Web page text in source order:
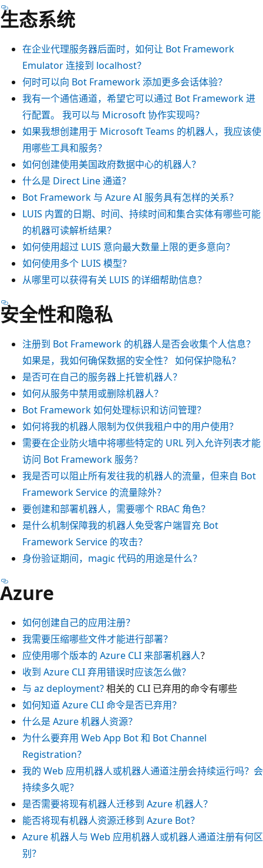
生态系统
在企业代理服务器后面时，如何让 Bot Framework
Emulator 连接到 localhost？
何时可以向 Bot Framework 添加更多会话体验？
我有一个通信通道，希望它可以通过 Bot Framework 进
行配置。 我可以与 Microsoft 协作实现吗？
如果我想创建用于 Microsoft Teams 的机器人，我应该使
用哪些工具和服务？
如何创建使用美国政府数据中心的机器人？
什么是 Direct Line 通道？
Bot Framework 与 Azure AI 服务具有怎样的关系？
LUIS 内置的日期、时间、持续时间和集合实体有哪些可能
的机器可读解析结果？
如何使用超过 LUIS 意向最大数量上限的更多意向？
如何使用多个 LUIS 模型？
从哪里可以获得有关 LUIS 的详细帮助信息？
安全性和隐私
注册到 Bot Framework 的机器人是否会收集个人信息？
如果是，我如何确保数据的安全性？ 如何保护隐私？
是否可在自己的服务器上托管机器人？
如何从服务中禁用或删除机器人？
Bot Framework 如何处理标识和访问管理？
如何将我的机器人限制为仅供我租户中的用户使用？
需要在企业防火墙中将哪些特定的 URL 列入允许列表才能
访问 Bot Framework 服务？
我是否可以阻止所有发往我的机器人的流量，但来自 Bot
Framework Service 的流量除外？
要创建和部署机器人，需要哪个 RBAC 角色？
是什么机制保障我的机器人免受客户端冒充 Bot
Framework Service 的攻击？
身份验证期间，magic 代码的用途是什么？
Azure
如何创建自己的应用注册？
我需要压缩哪些文件才能进行部署？
应使用哪个版本的 Azure CLI 来部署机器人？
收到 Azure CLI 弃用错误时应该怎么做？
与 az deployment?相关的 CLI 已弃用的命令有哪些
如何知道 Azure CLI 命令是否已弃用？
什么是 Azure 机器人资源？
为什么要弃用 Web App Bot 和 Bot Channel
Registration？
我的 Web 应用机器人或机器人通道注册会持续运行吗？会
持续多久呢？
是否需要将现有机器人迁移到 Azure 机器人？
能否将现有机器人资源迁移到 Azure Bot？
Azure 机器人与 Web 应用机器人或机器人通道注册有何区
别？